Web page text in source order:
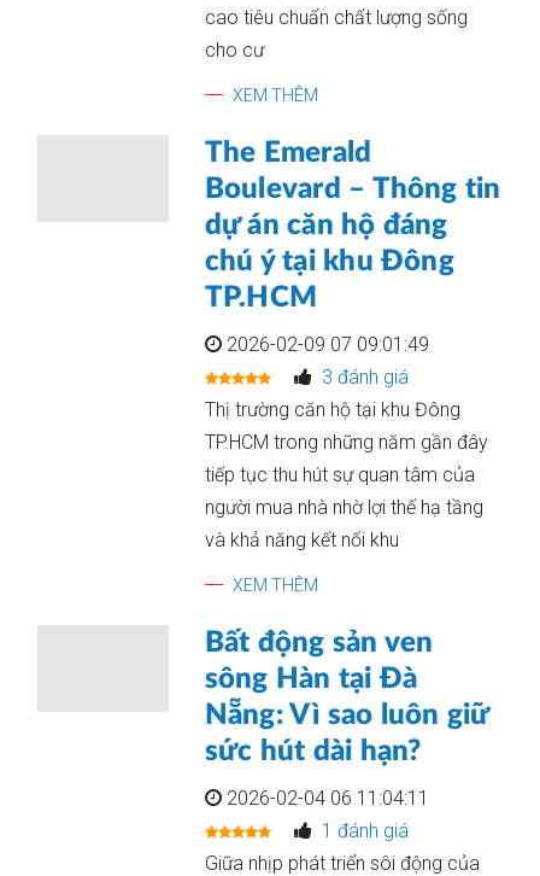
cao tiêu chuẩn chất lượng sống
cho cư
XEM THÊM
The Emerald
Boulevard – Thông tin
dự án căn hộ đáng
chú ý tại khu Đông
TP.HCM
2026-02-09 07 09:01:49
3 đánh giá
Thị trường căn hộ tại khu Đông
TP.HCM trong những năm gần đây
tiếp tục thu hút sự quan tâm của
người mua nhà nhờ lợi thế hạ tầng
và khả năng kết nối khu
XEM THÊM
Bất động sản ven
sông Hàn tại Đà
Nẵng: Vì sao luôn giữ
sức hút dài hạn?
2026-02-04 06 11:04:11
1 đánh giá
Giữa nhịp phát triển sôi động của